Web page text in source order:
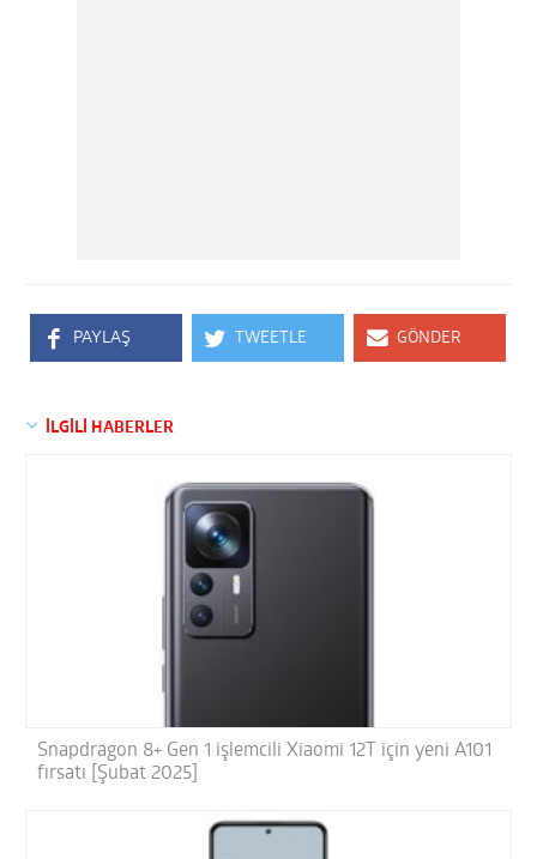
PAYLAŞ TWEETLE GÖNDER
İLGİLİ HABERLER
Snapdragon 8+ Gen 1 işlemcili Xiaomi 12T için yeni A101
fırsatı [Şubat 2025]